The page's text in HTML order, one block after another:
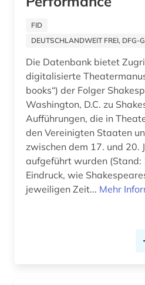
fotografie (2)
frankreich (1)
französisch (1)
führer (1)
galloromanistik (1)
gehörbildung (1)
gender (1)
Polen (2)
Rumänien (1)
Schweden (2)
Schweiz (4)
Slowenien (1)
FID
DEUTSCHLANDWEIT FREI, DFG-
Die Datenbank bietet
digitalisierte
books“) der Folger
Washington, D.C. zu
Aufführungen, die in
den Vereinigten Staaten
zwischen dem 17. und 20.
aufgeführt wurden (Stand:
Eindruck, wie
jeweiligen Zeit... Mehr